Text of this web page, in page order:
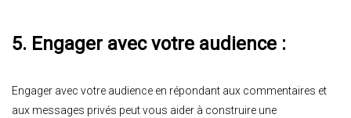
5. Engager avec votre audience :
Engager avec votre audience en répondant aux commentaires et
aux messages privés peut vous aider à construire une